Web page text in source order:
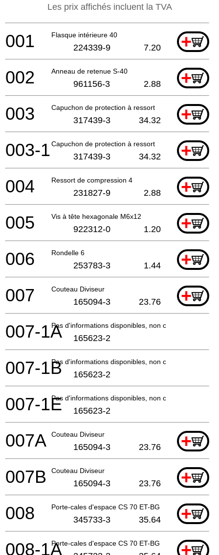
Les prix affichés incluent la TVA
Flasque intérieure 40 +
001 224339-9 7.20
Anneau de retenue S-40 +
002 961156-3 2.88
Capuchon de protection à ressort +
003 317439-3 34.32
Capuchon de protection à ressort +
003-1 317439-3 34.32
Ressort de compression 4 +
004 231827-9 2.88
Vis à tête hexagonale M6x12 +
005 922312-0 1.20
Rondelle 6 +
006 253783-3 1.44
Couteau Diviseur +
007 165094-3 23.76
Pas d'informations disponibles, non commandable
007-1A 165623-2
Pas d'informations disponibles, non commandable
007-1B 165623-2
Pas d'informations disponibles, non commandable
007-1E 165623-2
Couteau Diviseur +
007A 165094-3 23.76
Couteau Diviseur +
007B 165094-3 23.76
Porte-cales d'espace CS 70 ET-BG +
008 345733-3 35.64
Porte-cales d'espace CS 70 ET-BG +
008-1A